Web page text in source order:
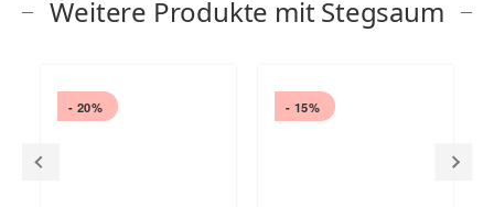
Weitere Produkte mit Stegsaum
- 20% - 15%